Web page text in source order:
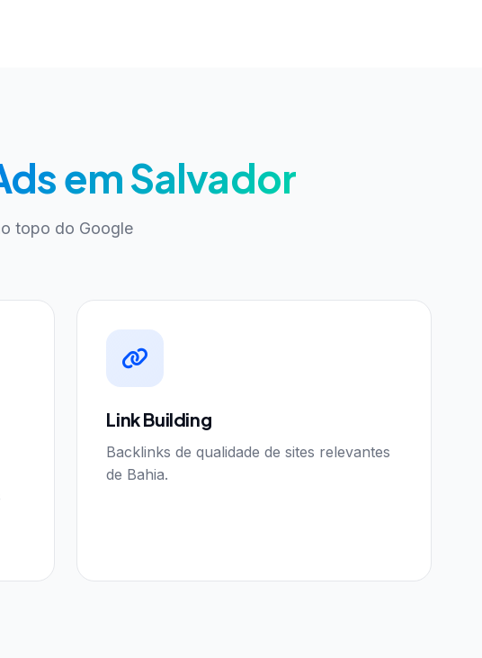
em Salvador
topo do Google
Link Building
Backlinks de qualidade de sites relevantes
de Bahia.